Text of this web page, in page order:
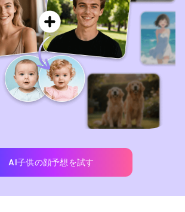
AI子供の顔予想を試す